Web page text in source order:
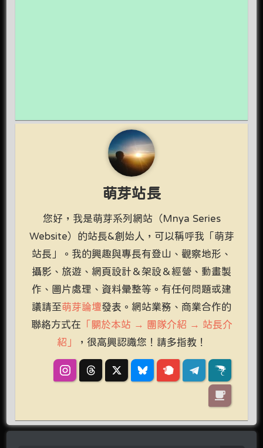
萌芽站長
您好，我是萌芽系列網站（Mnya Series
Website）的站長&創始人，可以稱呼我「萌芽
站長」。我的興趣與專長有登山、觀察地形、
攝影、旅遊、網頁設計＆架設＆經營、動畫製
作、圖片處理、資料彙整等。有任何問題或建
議請至萌芽論壇發表。網站業務、商業合作的
聯絡方式在 「關於本站 → 團隊介紹 → 站長介
紹」
，很高興認識您！請多指教！